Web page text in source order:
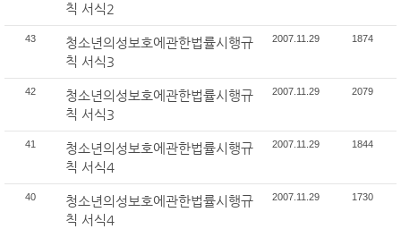
칙 서식2
43
청소년의성보호에관한법률시행규
칙 서식3
2007.11.29 1874
42
청소년의성보호에관한법률시행규
칙 서식3
2007.11.29 2079
41
청소년의성보호에관한법률시행규
칙 서식4
2007.11.29 1844
40
청소년의성보호에관한법률시행규
칙 서식4
2007.11.29 1730